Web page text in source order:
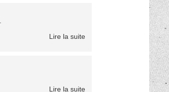
Lire la suite
Lire la suite